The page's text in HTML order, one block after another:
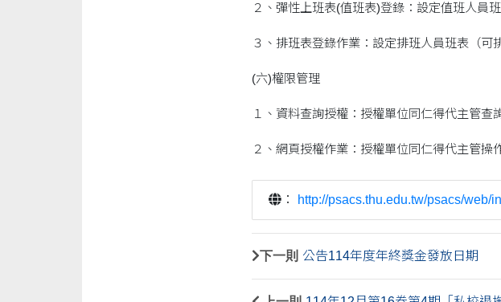
２、彈性上班表(值班表)登錄：設定值班人員
３、排班表登錄作業：設定排班人員班表（可
(六)權限管理
１、資料查詢授權：授權單位同仁得代主管查
２、網頁授權作業：授權單位同仁得代主管操
： http://psacs.thu.edu.tw/psacs/web/
下一則 公告114年度年終獎金發放日期